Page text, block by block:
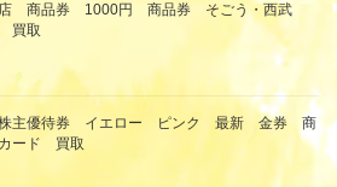
店 商品券 1000円 商品券 そごう・西武
買取
主優待券 イエロー ピンク 最新 金券 商
ード 買取